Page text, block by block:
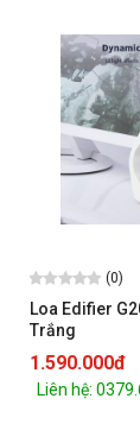
(0)
Loa Edifier
Trắng
1.590.000đ
Liên hệ: